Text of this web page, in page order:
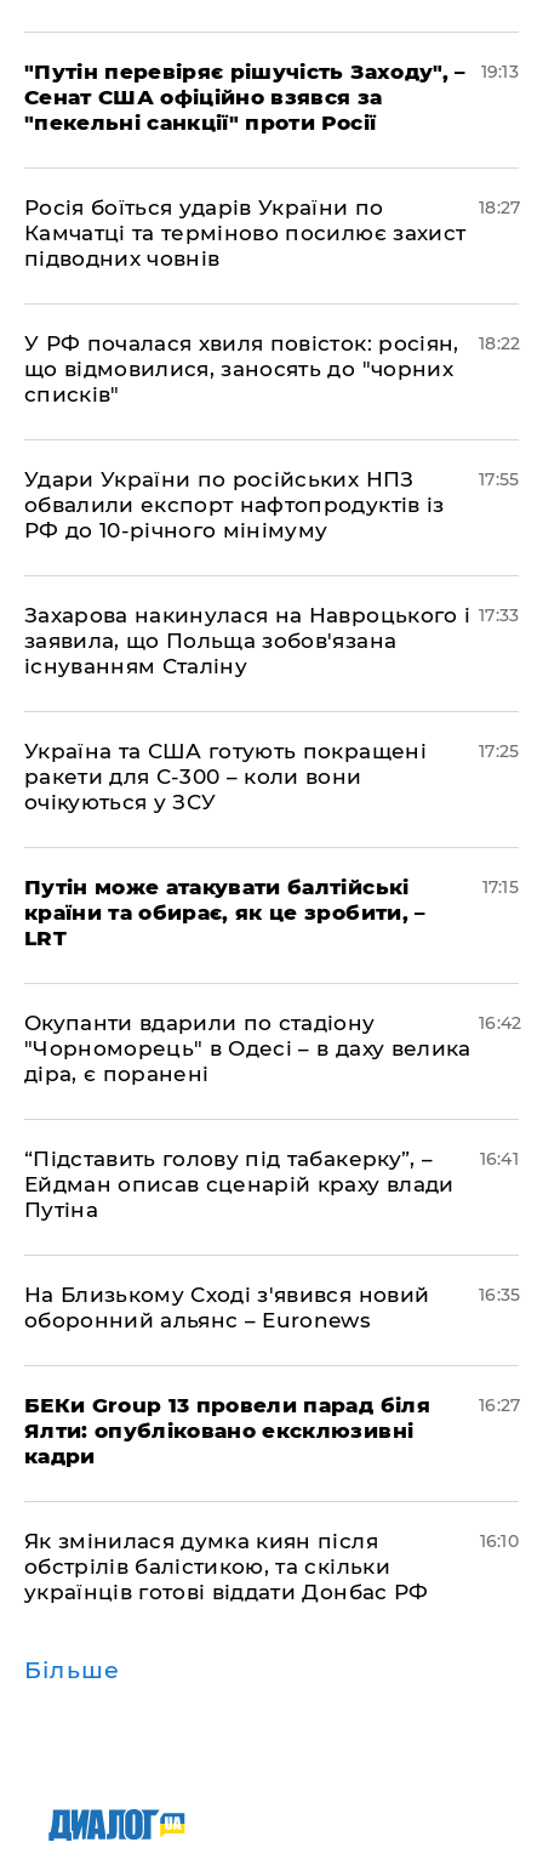
​"Путін перевіряє рішучість Заходу", –
Сенат США офіційно взявся за
"пекельні санкції" проти Росії
19:13
​Росія боїться ударів України по
Камчатці та терміново посилює захист
підводних човнів
18:27
​У РФ почалася хвиля повісток: росіян,
що відмовилися, заносять до "чорних
списків"
18:22
​Удари України по російських НПЗ
обвалили експорт нафтопродуктів із
РФ до 10-річного мінімуму
17:55
​Захарова накинулася на Навроцького і
заявила, що Польща зобов'язана
існуванням Сталіну
17:33
​Україна та США готують покращені
ракети для С-300 – коли вони
очікуються у ЗСУ
17:25
​Путін може атакувати балтійські
країни та обирає, як це зробити, –
LRT
17:15
​Окупанти вдарили по стадіону
"Чорноморець" в Одесі – в даху велика
діра, є поранені
16:42
​“Підставить голову під табакерку”, –
Ейдман описав сценарій краху влади
Путіна
16:41
На Близькому Сході з'явився новий
оборонний альянс – Euronews
16:35
БЕКи Group 13 провели парад біля
Ялти: опубліковано ексклюзивні
кадри
16:27
Як змінилася думка киян після
обстрілів балістикою, та скільки
українців готові віддати Донбас РФ
16:10
Більше